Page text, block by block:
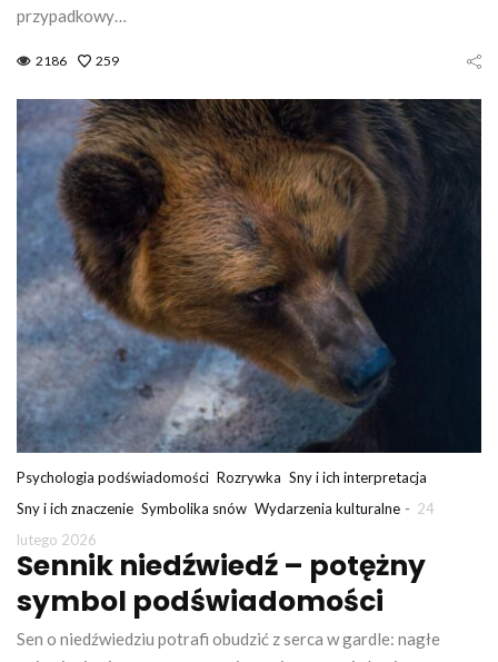
przypadkowy…
2186 259
Psychologia podświadomości Rozrywka Sny i ich interpretacja
Sny i ich znaczenie Symbolika snów Wydarzenia kulturalne - 24
lutego 2026
Sennik niedźwiedź – potężny
symbol podświadomości
Sen o niedźwiedziu potrafi obudzić z serca w gardle: nagłe